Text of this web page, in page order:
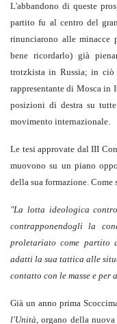
L'abbandono di queste
partito fu al centro del
rinunciarono alle minacce
bene ricordarlo) già
trotzkista in Russia; in ciò
rappresentante di Mosca in
posizioni di destra su
movimento internazionale.
Le tesi approvate dal III
muovono su un piano
della sua formazione. Come
"La lotta ideologica
contrapponendogli la
proletariato come partito
adatti la sua tattica alle
contatto con le masse e per
Già un anno prima
l'Unità, organo della